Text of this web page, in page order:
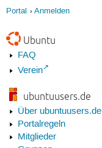
Portal Anmelden
Ubuntu
FAQ
Verein
ubuntuusers.de
Über ubuntuusers.de
Portalregeln
Mitglieder